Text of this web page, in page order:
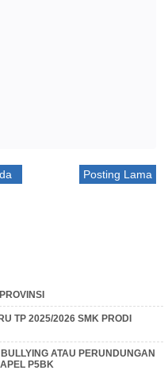
Posting Lama
TP 2025/2026 SMK PRODI
ATAU PERUNDUNGAN
P5BK